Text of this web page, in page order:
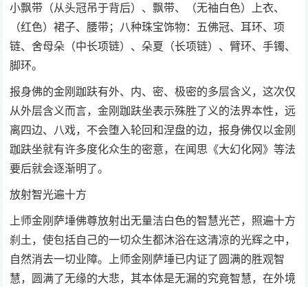
小飘带（从头冠吊于背后）、飘带、（无袖白色）上衣、
（红色）裙子、腰带；八种珠宝饰物：五佛冠、耳环、项
链、舍母朵（中长项链）、朵夏（长项链）、臂环、手镯、
脚环。
报身佛的金刚跏趺有外、内、密、极密的多层含义，这次仅
从外层含义而言，金刚跏趺坐表示殊胜了义的法界本性，远
离四边、八戏，不会堕入轮回和涅盘的边，报身佛仅以金刚
跏趺坐就有许多度化众生的密意，在闻思《大幻化网》等法
要后就会逐渐明了。
放射智光遍十方
上师金刚萨埵佛尊放射出无量洁白色的智慧光芒，照遍十方
刹土，使包括自己的一切众生都沐浴在这清凉的光辉之中，
自然消去一切业障。上师金刚萨埵已内证了圆满的胜观智
慧，圆满了无缘的大悲，其本体是无漏的究竟智慧，在外境